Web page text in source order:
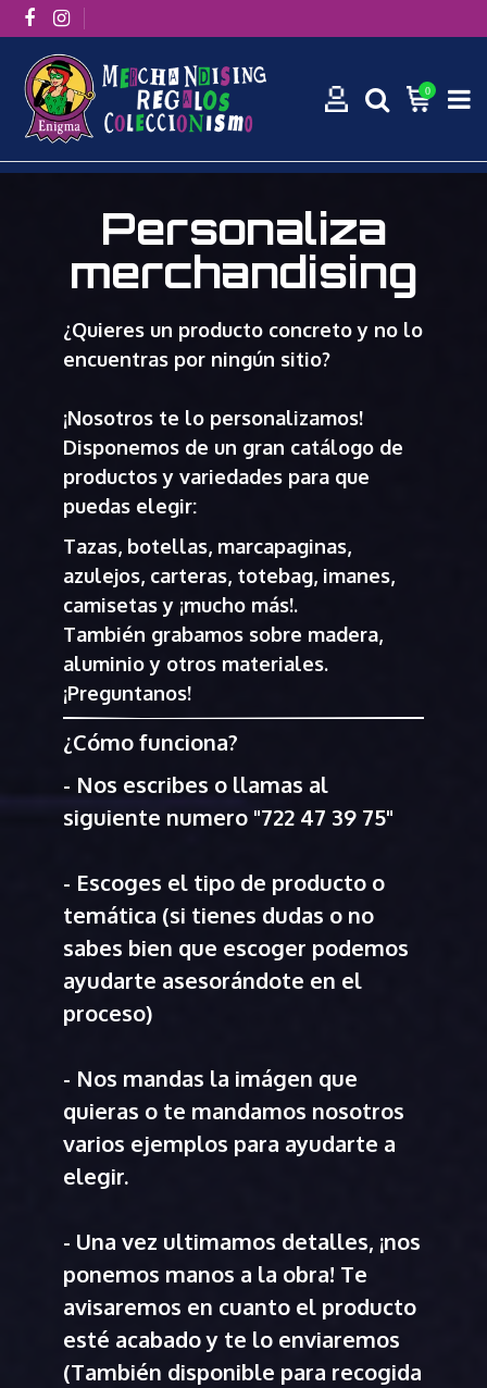
0
Personaliza
merchandising
¿Quieres un producto concreto y no lo
encuentras por ningún sitio?
¡Nosotros te lo personalizamos!
Disponemos de un gran catálogo de
productos y variedades para que
puedas elegir:
Tazas, botellas, marcapaginas,
azulejos, carteras, totebag, imanes,
camisetas y ¡mucho más!.
También grabamos sobre madera,
aluminio y otros materiales.
¡Preguntanos!
¿Cómo funciona?
- Nos escribes o llamas al
siguiente numero "722 47 39 75"
- Escoges el tipo de producto o
temática (si tienes dudas o no
sabes bien que escoger podemos
ayudarte asesorándote en el
proceso)
- Nos mandas la imágen que
quieras o te mandamos nosotros
varios ejemplos para ayudarte a
elegir.
- Una vez ultimamos detalles, ¡nos
ponemos manos a la obra! Te
avisaremos en cuanto el producto
esté acabado y te lo enviaremos
(También disponible para recogida